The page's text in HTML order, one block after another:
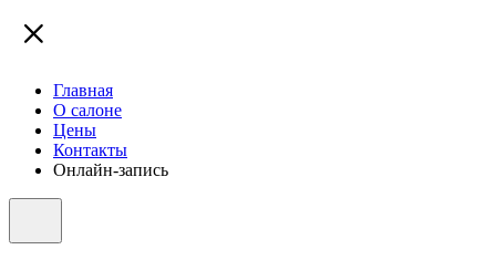
Главная
О салоне
Цены
Контакты
Онлайн-запись